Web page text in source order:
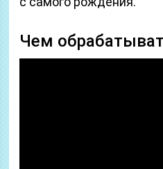
Чем